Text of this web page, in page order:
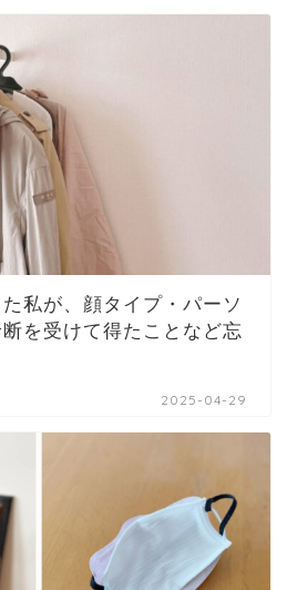
私が、顔タイプ・パーソ
を受けて得たことなど忘
2025-04-29